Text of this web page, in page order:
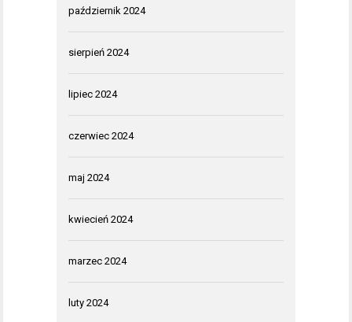
październik 2024
sierpień 2024
lipiec 2024
czerwiec 2024
maj 2024
kwiecień 2024
marzec 2024
luty 2024